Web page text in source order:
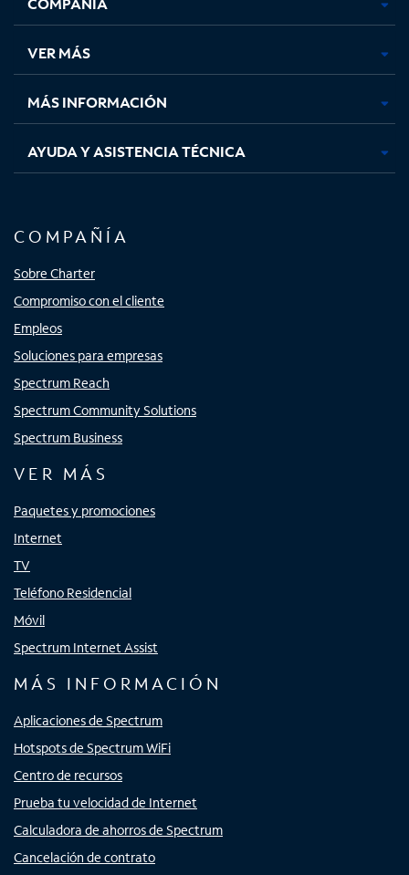
en
pestaña
nueva
en
pestaña
nueva
en
pestaña
nueva
en
nueva
VER MÁS
MÁS INFORMACIÓN
AYUDA Y ASISTENCIA TÉCNICA
COMPAÑÍA
Sobre Charter
Compromiso con el cliente
Empleos
Soluciones para empresas
Spectrum Reach
Spectrum Community Solutions
Spectrum Business
VER MÁS
Paquetes y promociones
Internet
TV
Teléfono Residencial
Móvil
Spectrum Internet Assist
MÁS INFORMACIÓN
Aplicaciones de Spectrum
Hotspots de Spectrum WiFi
Centro de recursos
Prueba tu velocidad de Internet
Calculadora de ahorros de Spectrum
Cancelación de contrato